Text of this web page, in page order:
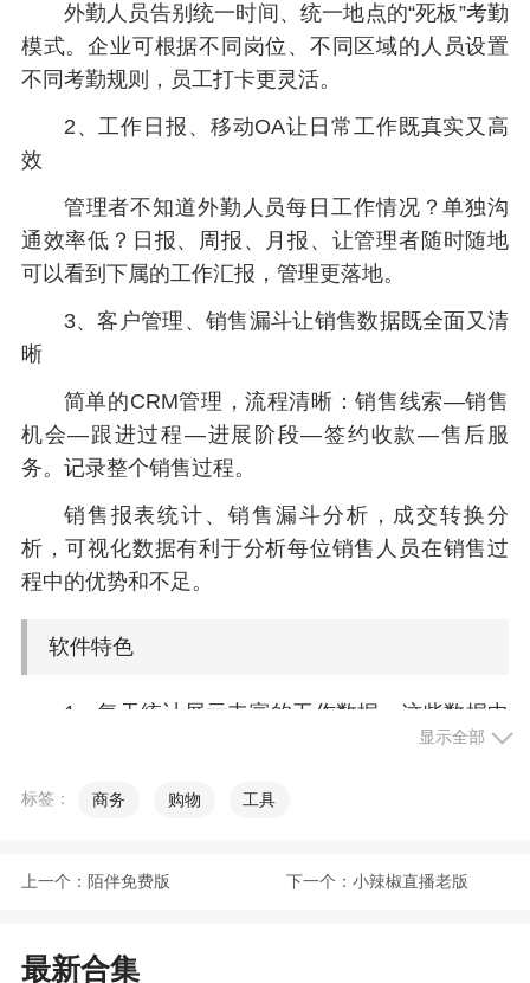
外勤人员告别统一时间、统一地点的“死板”考勤
模式。企业可根据不同岗位、不同区域的人员设置
不同考勤规则，员工打卡更灵活。
2、工作日报、移动OA让日常工作既真实又高
效
管理者不知道外勤人员每日工作情况？单独沟
通效率低？日报、周报、月报、让管理者随时随地
可以看到下属的工作汇报，管理更落地。
3、客户管理、销售漏斗让销售数据既全面又清
晰
简单的CRM管理，流程清晰：销售线索—销售
机会—跟进过程—进展阶段—签约收款—售后服
务。记录整个销售过程。
销售报表统计、销售漏斗分析，成交转换分
析，可视化数据有利于分析每位销售人员在销售过
程中的优势和不足。
软件特色
1、每天统计展示丰富的工作数据，这些数据中
涵盖了今日里程、位置上报、今日巡店以及客户拜
显示全部
标签： 商务 购物 工具
上一个： 陌伴免费版 下一个： 小辣椒直播老版
最新合集